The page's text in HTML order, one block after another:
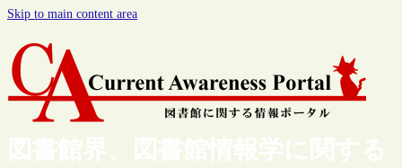
Skip to main content area
図書館界、図書館情報学に関する